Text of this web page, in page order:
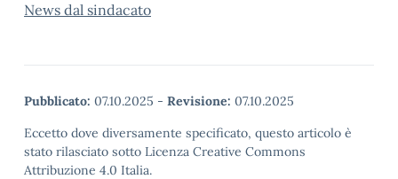
News dal sindacato
Pubblicato: 07.10.2025 - Revisione: 07.10.2025
Eccetto dove diversamente specificato, questo articolo è
stato rilasciato sotto Licenza Creative Commons
Attribuzione 4.0 Italia.